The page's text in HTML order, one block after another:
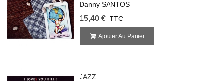
Danny SANTOS
15,40 € TTC
Ajouter Au Panier
JAZZ